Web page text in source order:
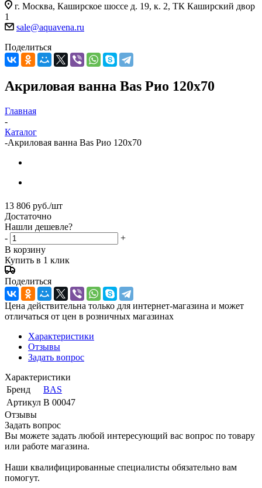
г. Москва, Каширское шоссе д. 19, к. 2, ТК Каширский двор
1
sale@aquavena.ru
Поделиться
Акриловая ванна Bas Рио 120х70
Главная
-
Каталог
-Акриловая ванна Bas Рио 120х70
13 806 руб./шт
Достаточно
Нашли дешевле?
-
+
В корзину
Купить в 1 клик
Поделиться
Цена действительна только для интернет-магазина и может
отличаться от цен в розничных магазинах
Характеристики
Отзывы
Задать вопрос
Характеристики
Бренд
BAS
Артикул В 00047
Отзывы
Задать вопрос
Вы можете задать любой интересующий вас вопрос по товару
или работе магазина.
Наши квалифицированные специалисты обязательно вам
помогут.